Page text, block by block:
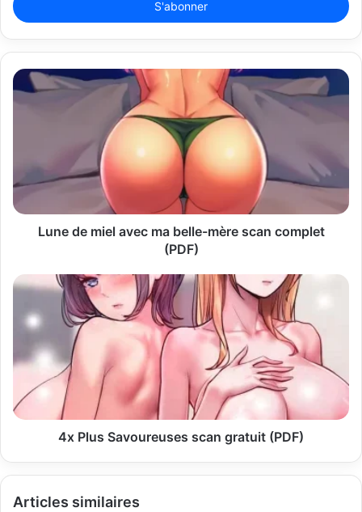
r
z
o
t
s
m
Lune de miel avec ma belle-mère scan complet
(PDF)
4x Plus Savoureuses scan gratuit (PDF)
Articles similaires